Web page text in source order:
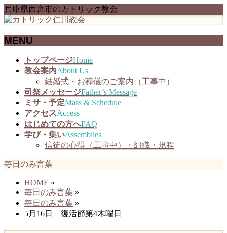
兵庫県西宮市のカトリック教会
MENU
トップページHome
教会案内About Us
結婚式・お葬儀のご案内（工事中）
司祭メッセージFather’s Message
ミサ・予定Mass & Schedule
アクセスAccess
はじめての方へFAQ
学び・集いAssemblies
信徒の心得（工事中）・組織・規程
毎日のみ言葉
HOME »
毎日のみ言葉 »
毎日のみ言葉 »
5月16日 復活節第4木曜日